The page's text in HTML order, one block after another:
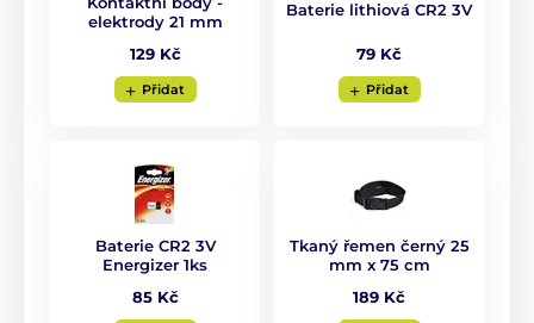
Elektrické Zvukové
Pro střední psy Pro velké psy
elektrody 21 mm
129 Kč
Přidat
Baterie lithiová CR2 3V
79 Kč
Přidat
Baterie CR2 3V
Energizer 1ks
85 Kč
Tkaný řemen černý 25
mm x 75 cm
189 Kč